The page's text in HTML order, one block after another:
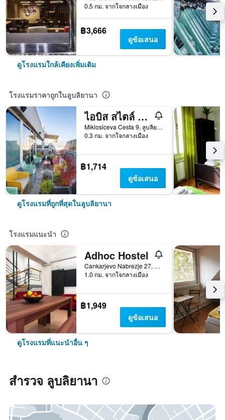
0.5 กม. จากใจกลางเมือง
฿3,666
ดูข้อเสนอ
ดูโรงแรมใกล้เคียงเพิ่มเติม
โรงแรมราคาถูกในลูบลิยานา
ไอบิส สไตล์ ลูบลิยานา เดอะ ฟัซซี่ ล็อก
Miklosiceva Cesta 9, ลูบลิยานา, สโลวีเนีย
0.3 กม. จากใจกลางเมือง
฿1,714
ดูข้อเสนอ
ดูโรงแรมที่ถูกที่สุดในลูบลิยานา
โรงแรมแนะนำ
Adhoc Hostel
Cankarjevo Nabrezje 27, ลูบลิยานา, สโลวีเนีย
1.0 กม. จากใจกลางเมือง
฿1,949
ดูข้อเสนอ
ดูโรงแรมที่แนะนำอื่น ๆ
สำรวจ ลูบลิยานา